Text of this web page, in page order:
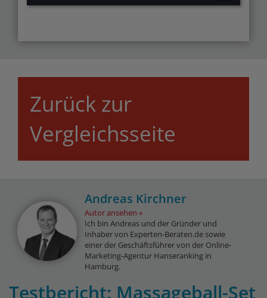
Zurück zur
Vergleichsseite
Andreas Kirchner
Autor ansehen
Ich bin Andreas und der Gründer und
Inhaber von Experten-Beraten.de sowie
einer der Geschäftsführer von der Online-
Marketing-Agentur Hanseranking in
Hamburg.
Testbericht: Massageball-Set